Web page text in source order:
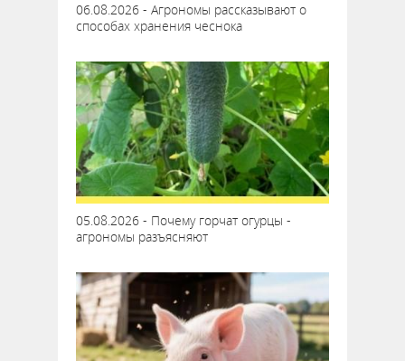
06.08.2026 - Агрономы рассказывают о
способах хранения чеснока
05.08.2026 - Почему горчат огурцы -
агрономы разъясняют